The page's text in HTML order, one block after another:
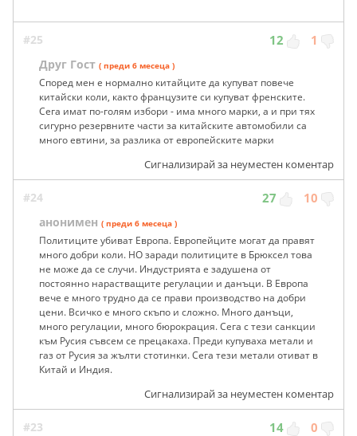
#25 12 1
Друг Гост ( преди 6 месеца )
Според мен е нормално китайците да купуват повече
китайски коли, както французите си купуват френските.
Сега имат по-голям избори - има много марки, а и при тях
сигурно резервните части за китайските автомобили са
много евтини, за разлика от европейските марки
Сигнализирай за неуместен коментар
#24 27 10
анонимен ( преди 6 месеца )
Политиците убиват Европа. Европейците могат да правят
много добри коли. НО заради политиците в Брюксел това
не може да се случи. Индустрията е задушена от
постоянно нарастващите регулации и данъци. В Европа
вече е много трудно да се прави производство на добри
цени. Всичко е много скъпо и сложно. Много данъци,
много регулации, много бюрокрация. Сега с тези санкции
към Русия съвсем се прецакаха. Преди купуваха метали и
газ от Русия за жълти стотинки. Сега тези метали отиват в
Китай и Индия.
Сигнализирай за неуместен коментар
#23 14 0